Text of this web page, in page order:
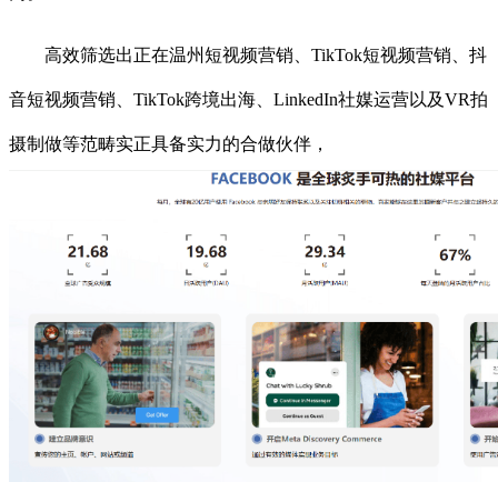
高效筛选出正在温州短视频营销、TikTok短视频营销、抖
音短视频营销、TikTok跨境出海、LinkedIn社媒运营以及VR拍
摄制做等范畴实正具备实力的合做伙伴，